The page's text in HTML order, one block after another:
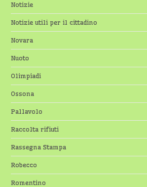
Notizie
Notizie utili per il cittadino
Novara
Nuoto
Olimpiadi
Ossona
Pallavolo
Raccolta rifiuti
Rassegna Stampa
Robecco
Romentino